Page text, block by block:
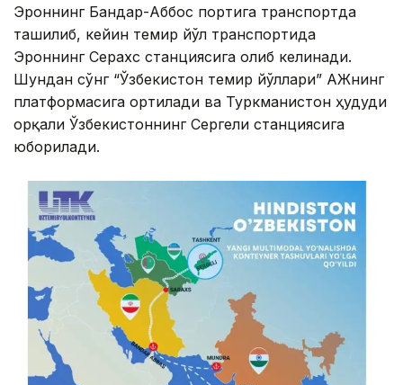
Эроннинг Бандар-Аббос портига транспортда
ташилиб, кейин темир йўл транспортида
Эроннинг Серахс станциясига олиб келинади.
Шундан сўнг “Ўзбекистон темир йўллари” АЖнинг
платформасига ортилади ва Туркманистон ҳудуди
орқали Ўзбекистоннинг Сергели станциясига
юборилади.